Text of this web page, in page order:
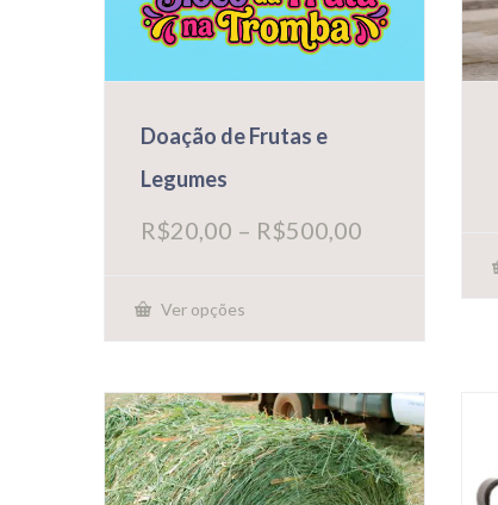
Doação de Frutas e
Legumes
R$20,00 – R$500,00
R$500,00
Ver opções
Este
produto
variantes.
As
opções
podem
ser